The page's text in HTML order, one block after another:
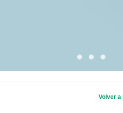
Volver a